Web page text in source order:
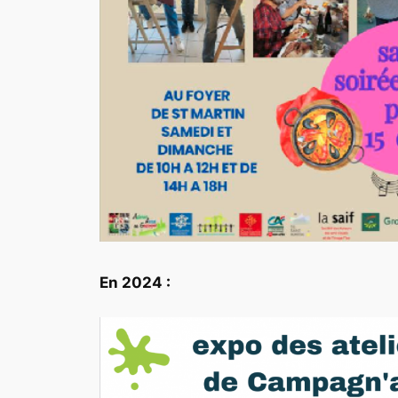
En 2024 :